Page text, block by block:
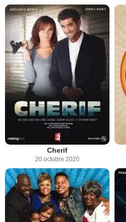
Cherif
20 octobre 2020